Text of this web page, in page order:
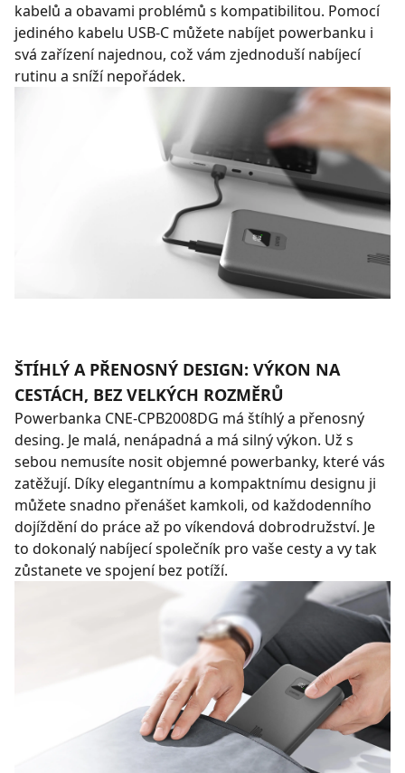
kabelů a obavami problémů s kompatibilitou. Pomocí
jediného kabelu USB-C můžete nabíjet powerbanku i
svá zařízení najednou, což vám zjednoduší nabíjecí
rutinu a sníží nepořádek.
ŠTÍHLÝ A PŘENOSNÝ DESIGN: VÝKON NA
CESTÁCH, BEZ VELKÝCH ROZMĚRŮ
Powerbanka CNE-CPB2008DG má štíhlý a přenosný
desing. Je malá, nenápadná a má silný výkon. Už s
sebou nemusíte nosit objemné powerbanky, které vás
zatěžují. Díky elegantnímu a kompaktnímu designu ji
můžete snadno přenášet kamkoli, od každodenního
dojíždění do práce až po víkendová dobrodružství. Je
to dokonalý nabíjecí společník pro vaše cesty a vy tak
zůstanete ve spojení bez potíží.